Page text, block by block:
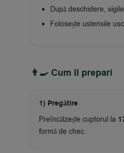
După deschidere,
Folosește ustensile
👨‍🍳 Cum îl prepari
1) Pregătire
Preîncălzește cuptorul la
formă de chec.